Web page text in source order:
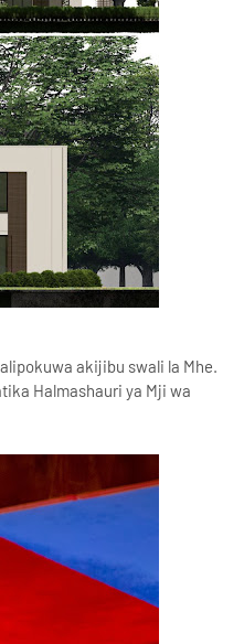
akijibu swali la Mhe.
Halmashauri ya Mji wa